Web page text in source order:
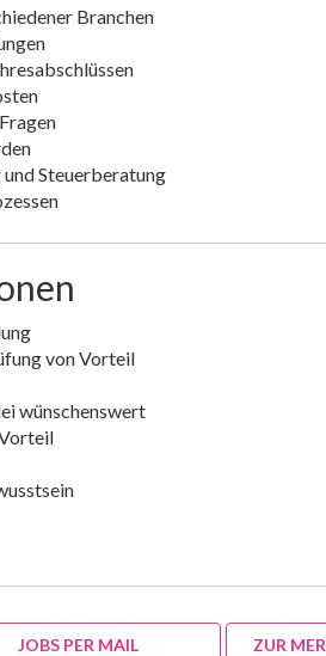
Branchen
Steuerberatung
von Vorteil
wünschenswert
JOBS PER MAIL ZUR